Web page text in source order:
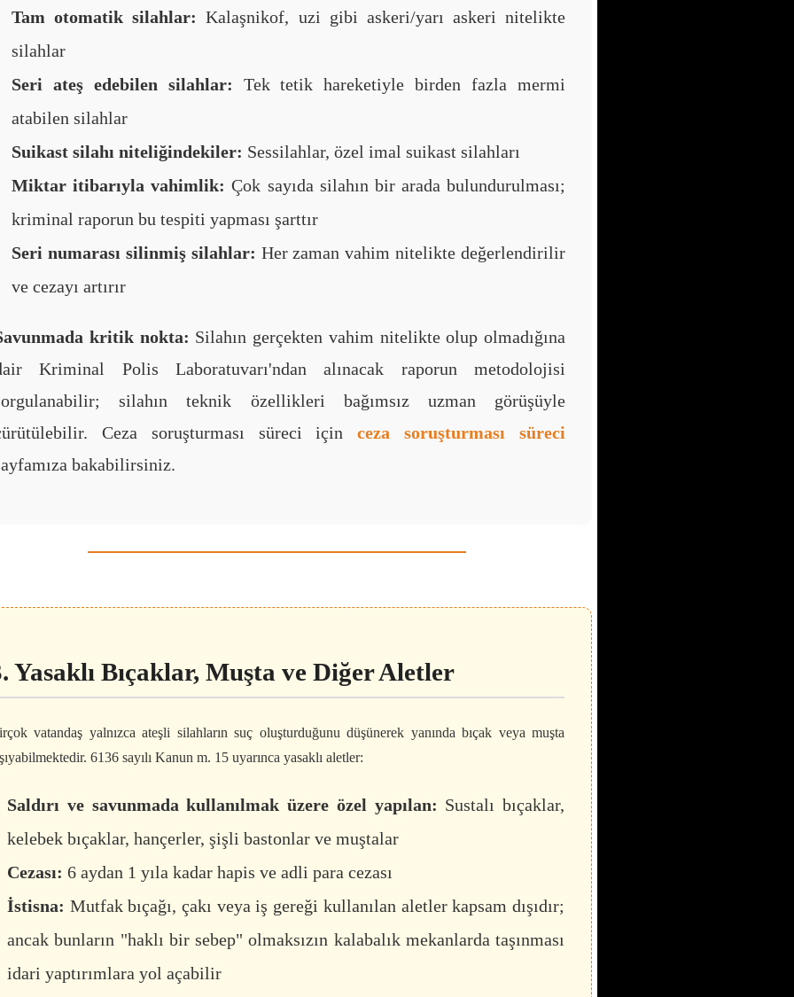
Tam otomatik silahlar: Kalaşnikof, uzi gibi askeri/yarı askeri nitelikte
silahlar
Seri ateş edebilen silahlar: Tek tetik hareketiyle birden fazla mermi
atabilen silahlar
Suikast silahı niteliğindekiler: Sessilahlar, özel imal suikast silahları
Miktar itibarıyla vahimlik: Çok sayıda silahın bir arada bulundurulması;
kriminal raporun bu tespiti yapması şarttır
Seri numarası silinmiş silahlar: Her zaman vahim nitelikte değerlendirilir
ve cezayı artırır
kritik nokta: Silahın gerçekten vahim nitelikte olup olmadığına
Kriminal Polis Laboratuvarı'ndan alınacak raporun metodolojisi
silahın teknik özellikleri bağımsız uzman görüşüyle
Ceza soruşturması süreci içinceza soruşturması süreci
bakabilirsiniz.
Yasaklı Bıçaklar, Muşta ve Diğer Aletler
vatandaş yalnızca ateşli silahların suç oluşturduğunu düşünerek yanında bıçak veya muşta
6136 sayılı Kanun m. 15 uyarınca yasaklı aletler:
Saldırı ve savunmada kullanılmak üzere özel yapılan: Sustalı bıçaklar,
kelebek bıçaklar, hançerler, şişli bastonlar ve muştalar
Cezası: 6 aydan 1 yıla kadar hapis ve adli para cezası
İstisna: Mutfak bıçağı, çakı veya iş gereği kullanılan aletler kapsam dışıdır;
ancak bunların "haklı bir sebep" olmaksızın kalabalık mekanlarda taşınması
idari yaptırımlara yol açabilir